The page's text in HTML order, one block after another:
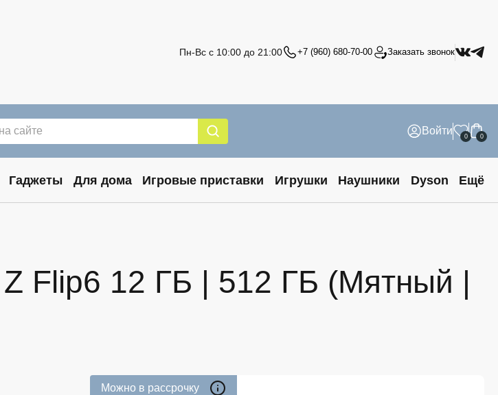
Пн-Вс с 10:00 до 21:00 +7 (960) 680-70-00 Заказать звонок
Войти 0 0
Гаджеты Для дома Игровые приставки Игрушки Наушники Dyson Ещё
Flip6 12 ГБ | 512 ГБ (Мятный |
Можно в рассрочку